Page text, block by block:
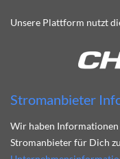
Unsere Plattform nutzt
Stromanbieter
Wir haben
Stromanbieter für Dich